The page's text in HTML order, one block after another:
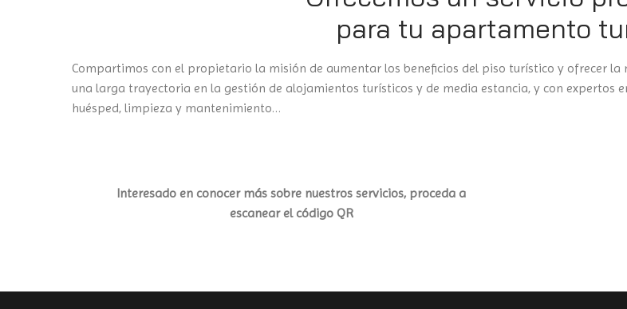
para tu apartamento
Compartimos con el propietario la misión de aumentar los beneficios del piso turístico y ofrecer la
una larga trayectoria en la gestión de alojamientos turísticos y de media estancia, y con expertos
huésped, limpieza y mantenimiento…
Interesado en conocer más sobre nuestros servicios, proceda a
escanear el código QR